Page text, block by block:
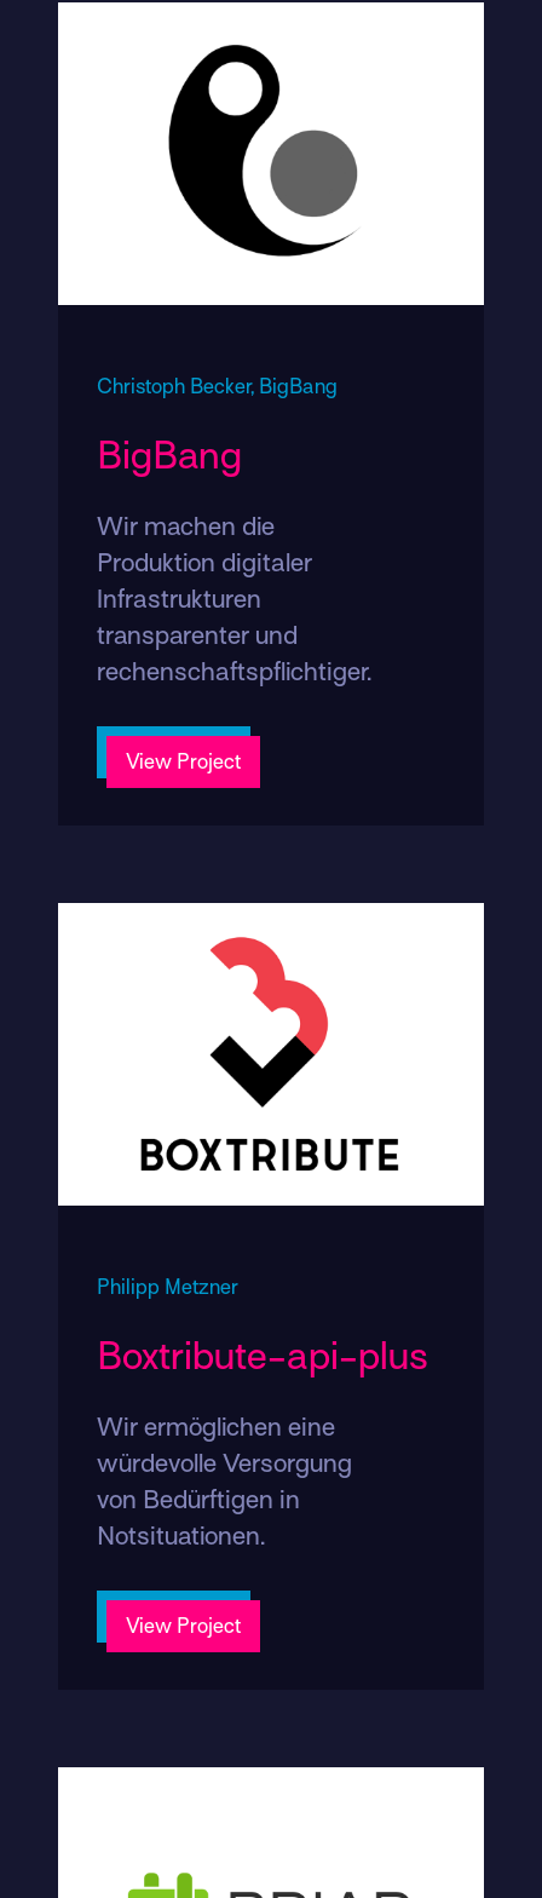
Christoph Becker, BigBang
BigBang
Wir machen die
Produktion digitaler
Infrastrukturen
transparenter und
rechenschaftspflichtiger.
View Project
Philipp Metzner
Boxtribute-api-plus
Wir ermöglichen eine
würdevolle Versorgung
von Bedürftigen in
Notsituationen.
View Project